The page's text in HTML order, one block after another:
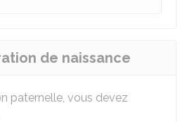
de naissance
paternelle, vous devez